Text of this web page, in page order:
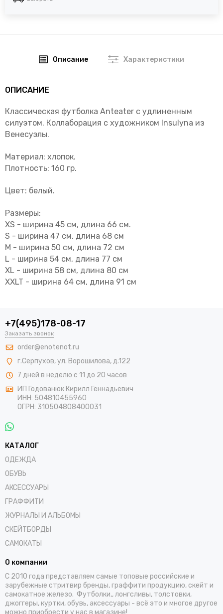
Описание Характеристики
ОПИСАНИЕ
Классическая футболка Anteater с удлиненным
силуэтом. Коллаборация с художником Insulyna из
Венесуэлы.
Материал: хлопок.
Плотность: 160 гр.
Цвет: белый.
Размеры:
XS - ширина 45 см, длина 66 см.
S - ширина 47 см, длина 68 см
M - ширина 50 см, длина 72 см
L - ширина 54 см, длина 77 см
XL - ширина 58 см, длина 80 см
XXLT - ширина 64 см, длина 91 см
+7(495)178-08-17
Заказать звонок
order@enotenot.ru
г.Серпухов, ул. Ворошилова, д.122
7 дней в неделю с 11 до 20 часов
ИП Годованюк Кирилл Геннадьевич
ИНН: 504810455960
ОГРН: 310504808400031
КАТАЛОГ
ОДЕЖДА
ОБУВЬ
АКСЕССУАРЫ
ГРАФФИТИ
ЖУРНАЛЫ И АЛЬБОМЫ
СКЕЙТБОРДЫ
САМОКАТЫ
О компании
С 2010 года представляем самые топовые российские и
зарубежные стритвир бренды, граффити продукцию, скейт и
самокатное железо. Футболки,, лонгсливы, толстовки,
джоггеры, куртки, обувь, аксессуары - всё это и многое другое